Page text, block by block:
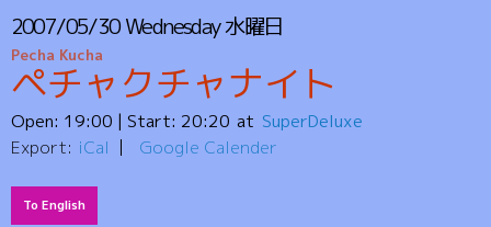
2007/05/30Wednesday水曜日
Pecha Kucha
ペチャクチャナイト
Open: 19:00 | Start: 20:20
SuperDeluxe
Export: iCal Google Calender
To English